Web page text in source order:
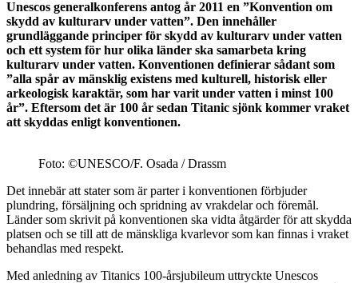
Unescos generalkonferens antog år 2011 en ”Konvention om
skydd av kulturarv under vatten”. Den innehåller
grundläggande principer för skydd av kulturarv under vatten
och ett system för hur olika länder ska samarbeta kring
kulturarv under vatten. Konventionen definierar sådant som
”alla spår av mänsklig existens med kulturell, historisk eller
arkeologisk karaktär, som har varit under vatten i minst 100
år”. Eftersom det är 100 år sedan Titanic sjönk kommer vraket
att skyddas enligt konventionen.
Foto: ©UNESCO/F. Osada / Drassm
Det innebär att stater som är parter i konventionen förbjuder
plundring, försäljning och spridning av vrakdelar och föremål.
Länder som skrivit på konventionen ska vidta åtgärder för att skydda
platsen och se till att de mänskliga kvarlevor som kan finnas i vraket
behandlas med respekt.
Med anledning av Titanics 100-årsjubileum uttryckte Unescos